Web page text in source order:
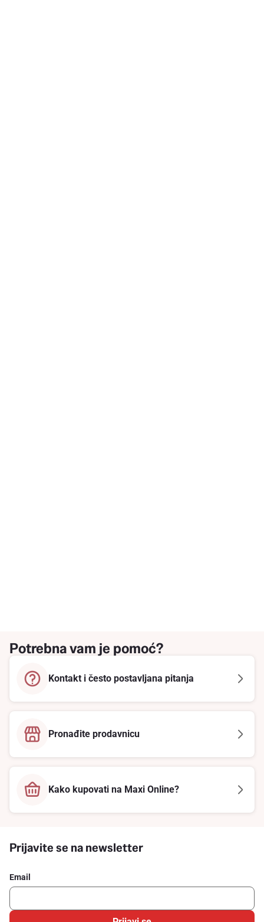
Potrebna vam je pomoć?
Kontakt i često postavljana pitanja
Pronađite prodavnicu
Kako kupovati na Maxi Online?
Prijavite se na newsletter
Email